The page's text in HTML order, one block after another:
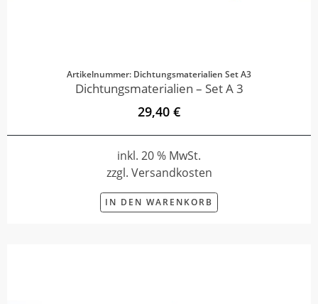
Artikelnummer: Dichtungsmaterialien Set A3
Dichtungsmaterialien – Set A 3
29,40 €
inkl. 20 % MwSt.
zzgl. Versandkosten
IN DEN WARENKORB